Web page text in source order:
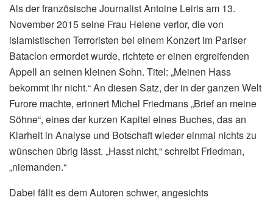
Als der französische Journalist Antoine Leiris am 13.
November 2015 seine Frau Helene verlor, die von
islamistischen Terroristen bei einem Konzert im Pariser
Bataclon ermordet wurde, richtete er einen ergreifenden
Appell an seinen kleinen Sohn. Titel: „Meinen Hass
bekommt ihr nicht.“ An diesen Satz, der in der ganzen Welt
Furore machte, erinnert Michel Friedmans „Brief an meine
Söhne“, eines der kurzen Kapitel eines Buches, das an
Klarheit in Analyse und Botschaft wieder einmal nichts zu
wünschen übrig lässt. „Hasst nicht,“ schreibt Friedman,
„niemanden.“
Dabei fällt es dem Autoren schwer, angesichts